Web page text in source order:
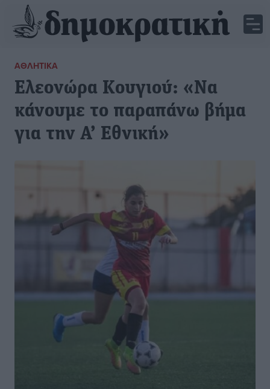
ΑΘΛΗΤΙΚΆ
Ελεονώρα Κουγιού: «Να
κάνουμε το παραπάνω βήμα
για την Α’ Εθνική»